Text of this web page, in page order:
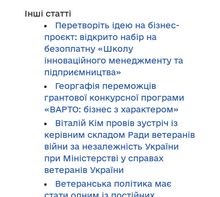
Інші статті
Перетворіть ідею на бізнес-
проєкт: відкрито набір на
безоплатну «Школу
інноваційного менеджменту та
підприємництва»
Георгафія переможців
грантової конкурсної програми
«ВАРТО: бізнес з характером»
Віталій Кім провів зустріч із
керівним складом Ради ветеранів
війни за незалежність України
при Міністерстві у справах
ветеранів України
Ветеранська політика має
стати одним із постійних